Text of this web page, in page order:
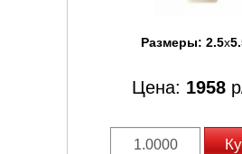
Размеры: 2.5x
Цена: 1958